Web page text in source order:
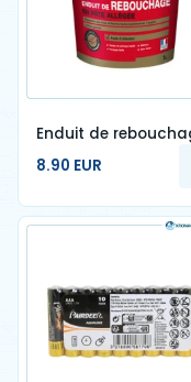
Enduit de
AXTON 1L en pâte,
plaque de plâtre
8.90 EUR